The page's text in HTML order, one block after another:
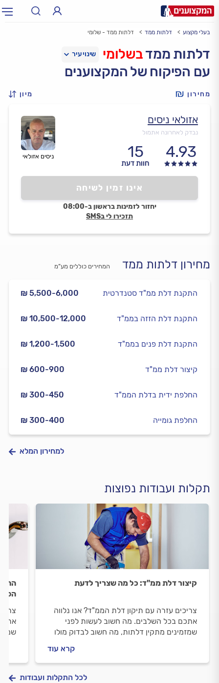
עירעיר: תל אביב, חיפה…
בעלי מקצוע דלתות ממד דלתות ממד - שלומי
דלתות ממדבשלומי
עם הפיקוח של המקצוענים
מחירון מיון
ניסים אזולאי
אזולאי ניסים
נבדק לאחרונה אתמול
4.93
15
חוות דעת
אינו זמין לשיחה
יחזור לזמינות בראשון ב-08:00
תזכירו לי בSMS
מחירון דלתות ממד המחירים כוללים מע”מ
₪ 5,500-6,000 התקנת דלת ממ"ד סטנדרטית
₪ 10,500-12,000 התקנת דלת הזזה בממ"ד
₪ 1,200-1,500 התקנת דלת פנים בממ"ד
₪ 600-900 קיצור דלת ממ"ד
₪ 300-450 החלפת ידית בדלת הממ"ד
₪ 300-400 החלפת גומייה
למחירון המלא
תקלות ועבודות נפוצות
קיצור דלת ממ"ד: כל מה שצריך לדעת
צריכים עזרה עם תיקון דלת הממ"ד? אנו נלווה
אתכם בכל השלבים. מה חשוב לעשות לפני
שמזמינים מתקין דלתות, מה חשוב לבדוק מולו
קרא עוד
לכל התקלות ועבודות